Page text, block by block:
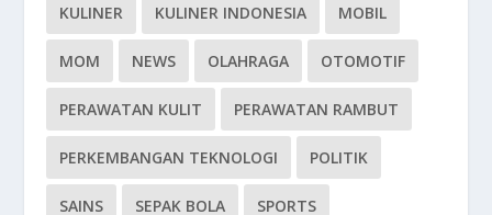
KULINER KULINER INDONESIA MOBIL
MOM NEWS OLAHRAGA OTOMOTIF
PERAWATAN KULIT PERAWATAN RAMBUT
PERKEMBANGAN TEKNOLOGI POLITIK
SAINS SEPAK BOLA SPORTS